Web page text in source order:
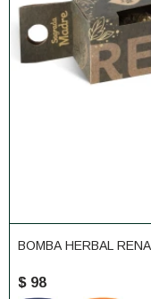
BOMBA HERBAL
$ 98